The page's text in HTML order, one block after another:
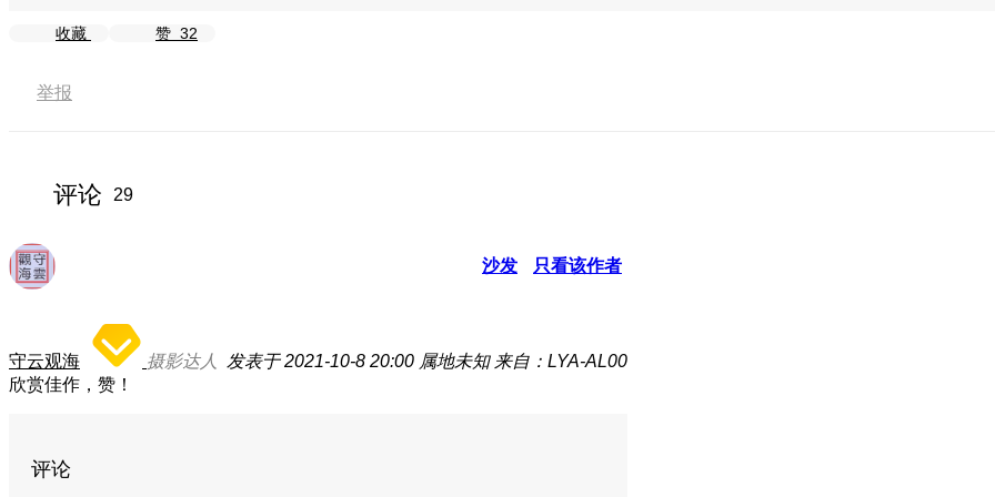
收藏 赞 32
举报
评论 29
沙发 只看该作者
守云观海 摄影达人 发表于 2021-10-8 20:00 属地未知 来自：LYA-AL00
欣赏佳作，赞！
评论